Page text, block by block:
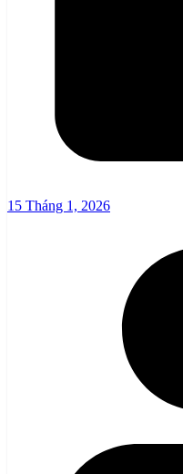
15 Tháng 1, 2026